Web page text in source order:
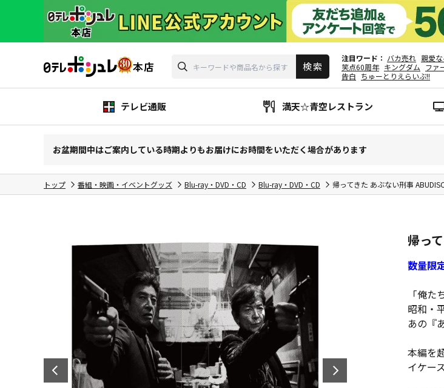
注目ワード バカ売れ 親愛
笑点60周年 キングダム ファ
告白 ちゅーとりえらいぶ!!
テレビ通販 満天☆青空レストラン
お盆期間中はご案内している時期よりもお届けにお時間をいただく場合があります
トップ 番組・映画・イベントグッズ Blu-ray・DVD・CD Blu-ray・DVD・CD 帰ってきた あぶない刑事
帰っ
数量限
「俺た
昭和・
あの『
本編を
イケー